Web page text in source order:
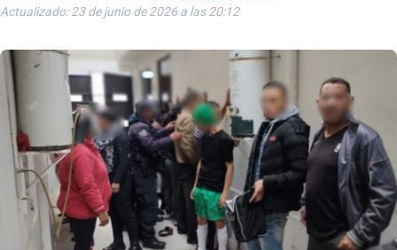
Actualizado: 23 de junio de 2026 a las 20:12